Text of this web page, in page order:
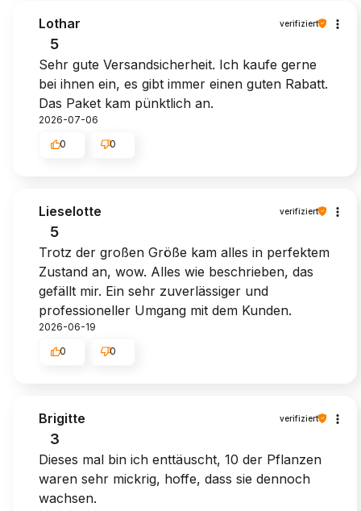
Lothar verifiziert
5
Sehr gute Versandsicherheit. Ich kaufe gerne
bei ihnen ein, es gibt immer einen guten Rabatt.
Das Paket kam pünktlich an.
2026-07-06
0 0
Lieselotte verifiziert
5
Trotz der großen Größe kam alles in perfektem
Zustand an, wow. Alles wie beschrieben, das
gefällt mir. Ein sehr zuverlässiger und
professioneller Umgang mit dem Kunden.
2026-06-19
0 0
Brigitte verifiziert
3
Dieses mal bin ich enttäuscht, 10 der Pflanzen
waren sehr mickrig, hoffe, dass sie dennoch
wachsen.